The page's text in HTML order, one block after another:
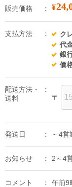
販売価格 ¥
支払方法
ク
代
銀
価
配送方法・
送料
〒
発送日 ～4営
お知らせ 2～4
コメント 午前9